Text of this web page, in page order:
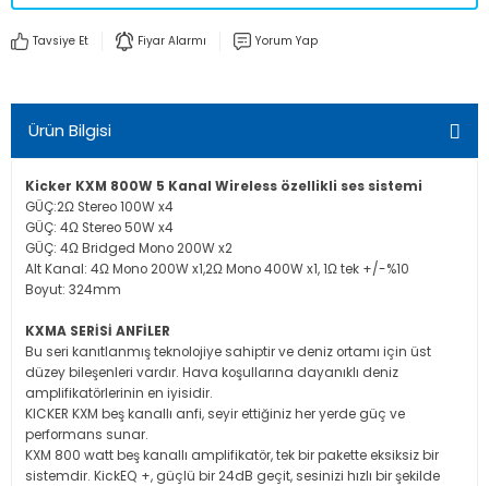
Tavsiye Et Fiyar Alarmı Yorum Yap
Ürün Bilgisi
Kicker KXM 800W 5 Kanal Wireless özellikli ses sistemi
GÜÇ:2Ω Stereo 100W x4
GÜÇ: 4Ω Stereo 50W x4
GÜÇ: 4Ω Bridged Mono 200W x2
Alt Kanal: 4Ω Mono 200W x1,2Ω Mono 400W x1, 1Ω tek +/-%10
Boyut: 324mm
KXMA SERİSİ ANFİLER
Bu seri kanıtlanmış teknolojiye sahiptir ve deniz ortamı için üst
düzey bileşenleri vardır. Hava koşullarına dayanıklı deniz
amplifikatörlerinin en iyisidir.
KICKER KXM beş kanallı anfi, seyir ettiğiniz her yerde güç ve
performans sunar.
KXM 800 watt beş kanallı amplifikatör, tek bir pakette eksiksiz bir
sistemdir. KickEQ +, güçlü bir 24dB geçit, sesinizi hızlı bir şekilde